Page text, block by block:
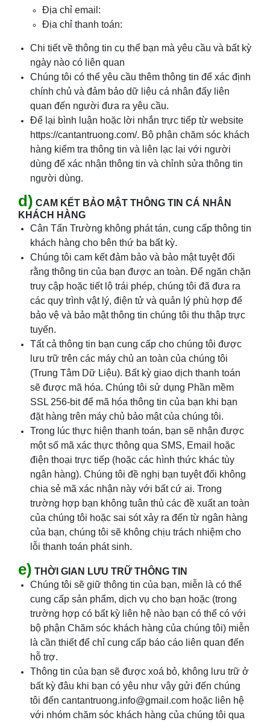
Địa chỉ email:
Địa chỉ thanh toán:
Chi tiết về thông tin cụ thể bạn mà yêu cầu và bất kỳ
ngày nào có liên quan
Chúng tôi có thể yêu cầu thêm thông tin để xác định
chính chủ và đảm bảo dữ liệu cá nhân đấy liên
quan đến người đưa ra yêu cầu.
Để lại bình luận hoặc lời nhắn trực tiếp từ website
https://cantantruong.com/. Bộ phận chăm sóc khách
hàng kiểm tra thông tin và liên lạc lại với người
dùng để xác nhận thông tin và chỉnh sửa thông tin
người dùng.
d) CAM KẾT BẢO MẬT THÔNG TIN CÁ NHÂN
KHÁCH HÀNG
Cân Tấn Trường không phát tán, cung cấp thông tin
khách hàng cho bên thứ ba bất kỳ.
Chúng tôi cam kết đảm bảo và bảo mật tuyệt đối
rằng thông tin của bạn được an toàn. Để ngăn chặn
truy cập hoặc tiết lộ trái phép, chúng tôi đã đưa ra
các quy trình vật lý, điện tử và quản lý phù hợp để
bảo vệ và bảo mật thông tin chúng tôi thu thập trực
tuyến.
Tất cả thông tin bạn cung cấp cho chúng tôi được
lưu trữ trên các máy chủ an toàn của chúng tôi
(Trung Tâm Dữ Liệu). Bất kỳ giao dịch thanh toán
sẽ được mã hóa. Chúng tôi sử dụng Phần mềm
SSL 256-bit để mã hóa thông tin của bạn khi bạn
đặt hàng trên máy chủ bảo mật của chúng tôi.
Trong lúc thực hiện thanh toán, bạn sẽ nhận được
một số mã xác thực thông qua SMS, Email hoặc
điện thoại trực tiếp (hoặc các hình thức khác tùy
ngân hàng). Chúng tôi đề nghị bạn tuyệt đối không
chia sẻ mã xác nhận này với bất cứ ai. Trong
trường hợp bạn không tuân thủ các đề xuất an toàn
của chúng tôi hoặc sai sót xảy ra đến từ ngân hàng
của bạn, chúng tôi sẽ không chịu trách nhiệm cho
lỗi thanh toán phát sinh.
e) THỜI GIAN LƯU TRỮ THÔNG TIN
Chúng tôi sẽ giữ thông tin của bạn, miễn là có thể
cung cấp sản phẩm, dịch vụ cho bạn hoặc (trong
trường hợp có bất kỳ liên hệ nào bạn có thể có với
bộ phận Chăm sóc khách hàng của chúng tôi) miễn
là cần thiết để chỉ cung cấp báo cáo liên quan đến
hỗ trợ.
Thông tin của bạn sẽ được xoá bỏ, không lưu trữ ở
bất kỳ đâu khi bạn có yêu như vậy gửi đến chúng
tôi đến cantantruong.info@gmail.com hoặc liên hệ
với nhóm chăm sóc khách hàng của chúng tôi qua